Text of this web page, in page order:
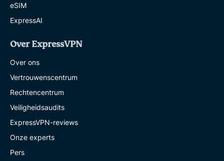
eSIM
ExpressAI
Over ExpressVPN
Over ons
Vertrouwenscentrum
Rechtencentrum
Veiligheidsaudits
ExpressVPN-reviews
Onze experts
Pers